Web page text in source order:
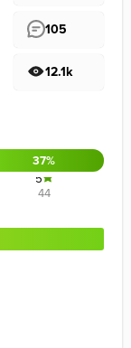
105
12.1k
37%
5
44